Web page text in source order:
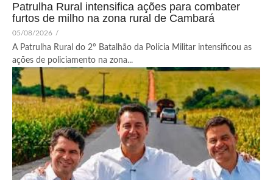
Patrulha Rural intensifica ações para combater
furtos de milho na zona rural de Cambará
05/08/2026 /
A Patrulha Rural do 2º Batalhão da Polícia Militar intensificou as
ações de policiamento na zona...